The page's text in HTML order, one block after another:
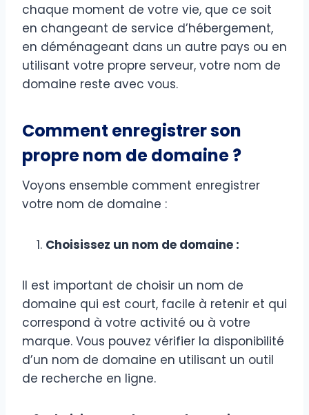
chaque moment de votre vie, que ce soit
en changeant de service d’hébergement,
en déménageant dans un autre pays ou en
utilisant votre propre serveur, votre nom de
domaine reste avec vous.
Comment enregistrer son
propre nom de domaine ?
Voyons ensemble comment enregistrer
votre nom de domaine :
Choisissez un nom de domaine :
Il est important de choisir un nom de
domaine qui est court, facile à retenir et qui
correspond à votre activité ou à votre
marque. Vous pouvez vérifier la disponibilité
d’un nom de domaine en utilisant un outil
de recherche en ligne.